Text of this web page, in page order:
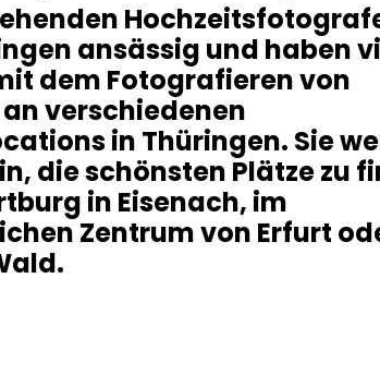
ansässig und haben
dem Fotografieren von
verschiedenen
in Thüringen. Sie
die schönsten Plätze zu
in Eisenach, im
Zentrum von Erfurt